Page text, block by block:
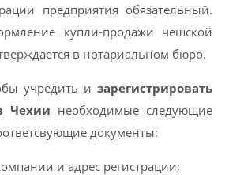
предприятия обязательный.
купли-продажи чешской
в нотариальном бюро.
учредить и зарегистрировать
Чехии необходимые следующие
документы:
и адрес регистрации;